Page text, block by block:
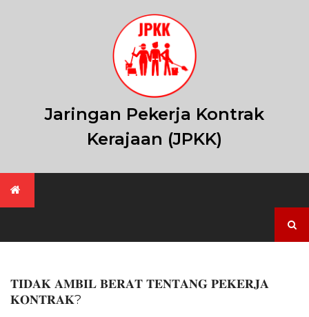
Jaringan Pekerja Kontrak
Kerajaan (JPKK)
for:
𝐓𝐈𝐃𝐀𝐊 𝐀𝐌𝐁𝐈𝐋 𝐁𝐄𝐑𝐀𝐓 𝐓𝐄𝐍𝐓𝐀𝐍𝐆 𝐏𝐄𝐊𝐄𝐑𝐉𝐀
𝐊𝐎𝐍𝐓𝐑𝐀𝐊?